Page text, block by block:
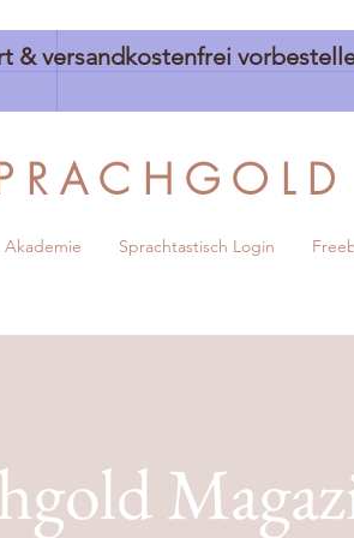
& versandkostenfrei
R A C H G O L D
Akademie Sprachtastisch Login